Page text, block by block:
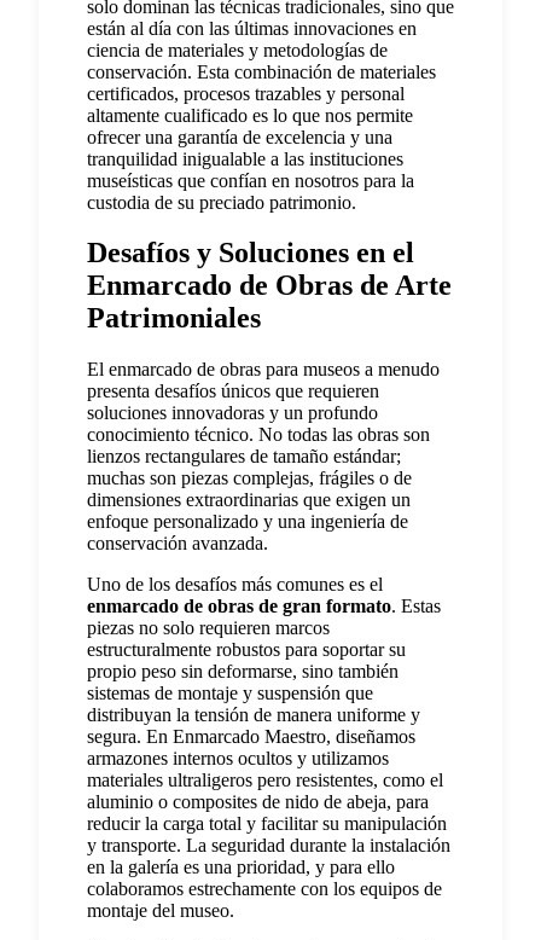
solo dominan las técnicas tradicionales, sino que
están al día con las últimas innovaciones en
ciencia de materiales y metodologías de
conservación. Esta combinación de materiales
certificados, procesos trazables y personal
altamente cualificado es lo que nos permite
ofrecer una garantía de excelencia y una
tranquilidad inigualable a las instituciones
museísticas que confían en nosotros para la
custodia de su preciado patrimonio.
Desafíos y Soluciones en el
Enmarcado de Obras de Arte
Patrimoniales
El enmarcado de obras para museos a menudo
presenta desafíos únicos que requieren
soluciones innovadoras y un profundo
conocimiento técnico. No todas las obras son
lienzos rectangulares de tamaño estándar;
muchas son piezas complejas, frágiles o de
dimensiones extraordinarias que exigen un
enfoque personalizado y una ingeniería de
conservación avanzada.
Uno de los desafíos más comunes es el
enmarcado de obras de gran formato. Estas
piezas no solo requieren marcos
estructuralmente robustos para soportar su
propio peso sin deformarse, sino también
sistemas de montaje y suspensión que
distribuyan la tensión de manera uniforme y
segura. En Enmarcado Maestro, diseñamos
armazones internos ocultos y utilizamos
materiales ultraligeros pero resistentes, como el
aluminio o composites de nido de abeja, para
reducir la carga total y facilitar su manipulación
y transporte. La seguridad durante la instalación
en la galería es una prioridad, y para ello
colaboramos estrechamente con los equipos de
montaje del museo.